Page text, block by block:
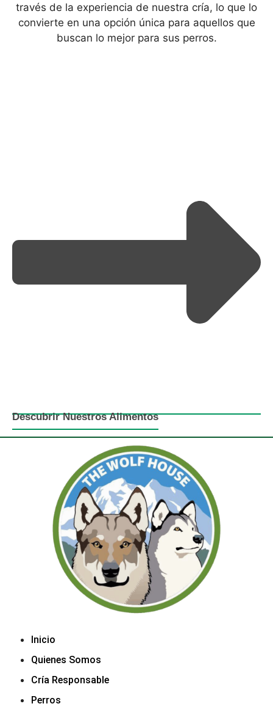
través de la experiencia de nuestra cría, lo que lo
convierte en una opción única para aquellos que
buscan lo mejor para sus perros.
Descubrir Nuestros Alimentos
Inicio
Quienes Somos
Cría Responsable
Perros